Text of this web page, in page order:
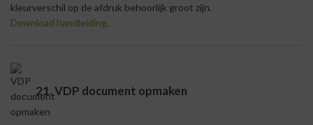
kleurverschil op de afdruk behoorlijk groot zijn.
Download handleiding.
21. VDP document opmaken